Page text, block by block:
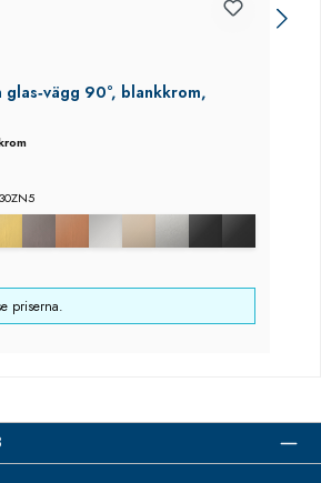
glas‑vägg 90°, blankkrom,
priserna.